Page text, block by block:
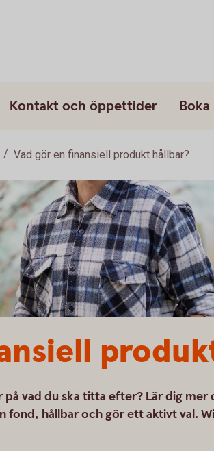
Kontakt och öppettider
Vad gör en finansiell produkt hållbar?
vad du ska titta efter? Lär dig mer
fond, hållbar och gör ett aktivt val.